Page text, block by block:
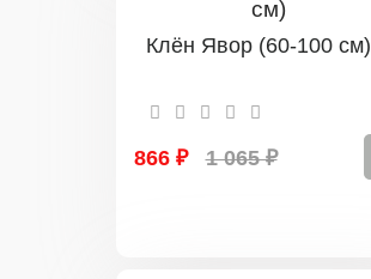
Клён Явор (60-100 см)
866 ₽ 1 065 ₽